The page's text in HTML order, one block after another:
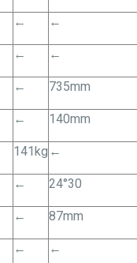
← ←
← ←
← 735mm
← 140mm
141kg ←
← 24°30
← 87mm
← ←